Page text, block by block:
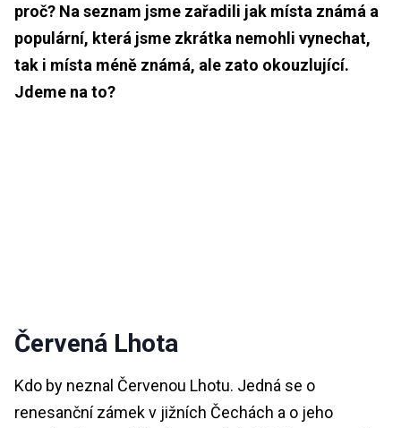
proč? Na seznam jsme zařadili jak místa známá a
populární, která jsme zkrátka nemohli vynechat,
tak i místa méně známá, ale zato okouzlující.
Jdeme na to?
Červená Lhota
Kdo by neznal Červenou Lhotu. Jedná se o
renesanční zámek v jižních Čechách a o jeho